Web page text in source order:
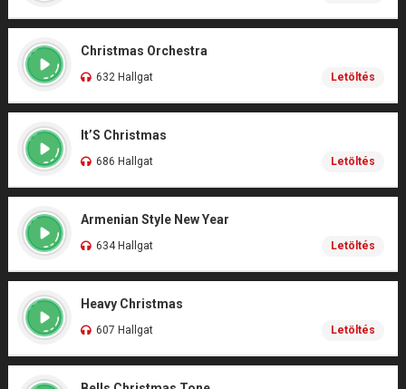
Christmas Orchestra
632 Hallgat Letöltés
It’S Christmas
686 Hallgat Letöltés
Armenian Style New Year
634 Hallgat Letöltés
Heavy Christmas
607 Hallgat Letöltés